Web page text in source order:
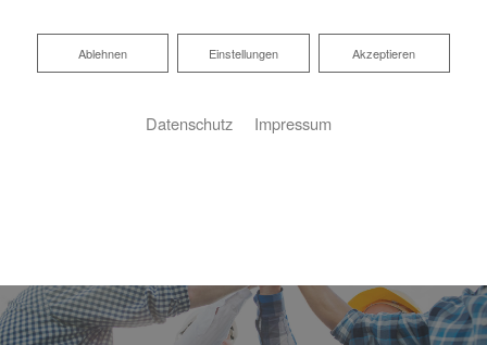
Akzeptieren
Einstellungen
Ablehnen
Ablehnen
Datenschutz Impressum